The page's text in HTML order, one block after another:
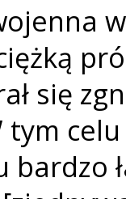
się
tym
bardzo